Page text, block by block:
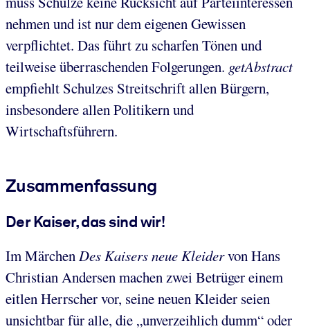
nehmen und ist nur dem eigenen Gewissen
verpflichtet. Das führt zu scharfen Tönen und
teilweise überraschenden Folgerungen. getAbstract
empfiehlt Schulzes Streitschrift allen Bürgern,
insbesondere allen Politikern und
Wirtschaftsführern.
Zusammenfassung
Der Kaiser, das sind wir!
Im MärchenDes Kaisers neue Kleidervon Hans
Christian Andersen machen zwei Betrüger einem
eitlen Herrscher vor, seine neuen Kleider seien
unsichtbar für alle, die „unverzeihlich dumm“ oder